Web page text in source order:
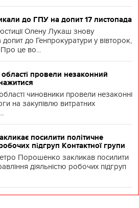
до ГПУ на допит 17 листопада
Олену Лукаш знову
до Генпрокуратури у вівторок,
Про це во...
провели незаконний
чиновники провели незаконні
на закупівлю витратних
посилити політичне
підгруп Контактної групи
Порошенко закликав посилити
діяльністю робочих підгруп